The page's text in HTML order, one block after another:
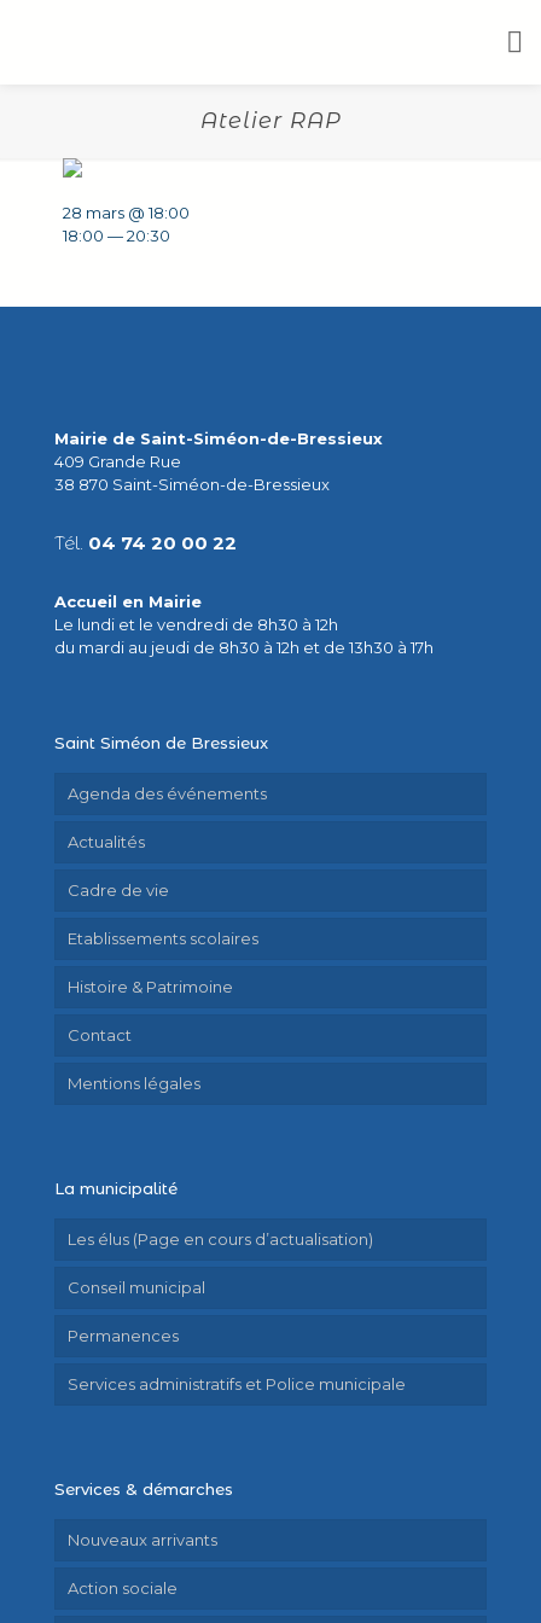
Atelier RAP
28 mars @ 18:00
18:00 — 20:30
Mairie de Saint-Siméon-de-Bressieux
409 Grande Rue
38 870 Saint-Siméon-de-Bressieux
Tél. 04 74 20 00 22
Accueil en Mairie
Le lundi et le vendredi de 8h30 à 12h
du mardi au jeudi de 8h30 à 12h et de 13h30 à 17h
Saint Siméon de Bressieux
Agenda des événements
Actualités
Cadre de vie
Etablissements scolaires
Histoire & Patrimoine
Contact
Mentions légales
La municipalité
Les élus (Page en cours d’actualisation)
Conseil municipal
Permanences
Services administratifs et Police municipale
Services & démarches
Nouveaux arrivants
Action sociale